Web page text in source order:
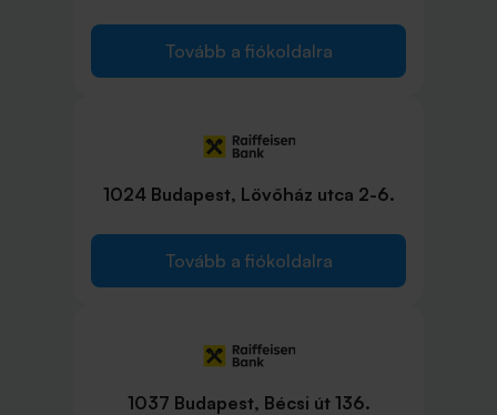
Tovább a fiókoldalra
1024 Budapest, Lövőház utca 2-6.
Tovább a fiókoldalra
1037 Budapest, Bécsi út 136.